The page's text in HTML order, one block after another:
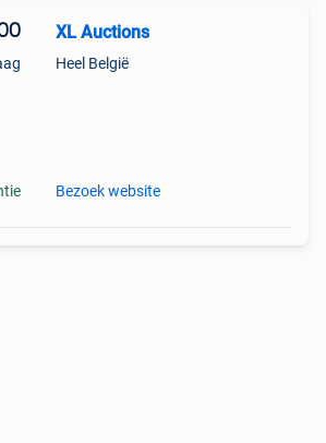
XL Auctions
Heel België
Bezoek website